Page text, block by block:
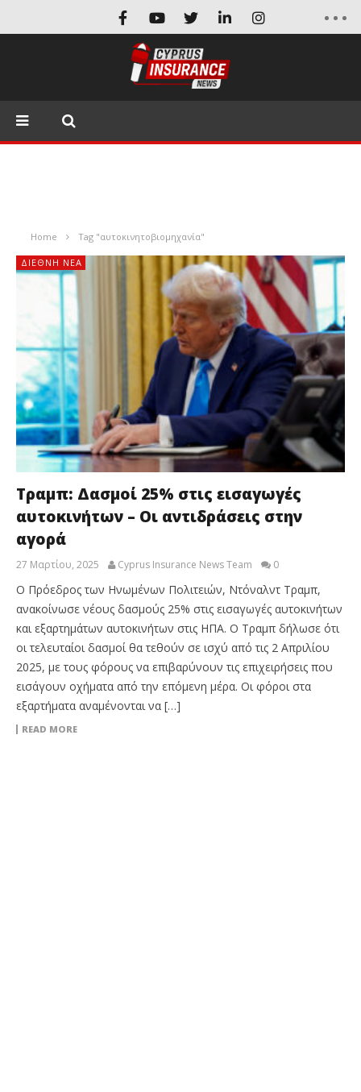
Home Tag "αυτοκινητοβιομηχανία"
ΔΙΕΘΝΉ ΝΈΑ
Τραμπ: Δασμοί 25% στις εισαγωγές
αυτοκινήτων – Οι αντιδράσεις στην
αγορά
27 Μαρτίου, 2025 Cyprus Insurance News Team 0
Ο Πρόεδρος των Ηνωμένων Πολιτειών, Ντόναλντ Τραμπ,
ανακοίνωσε νέους δασμούς 25% στις εισαγωγές αυτοκινήτων
και εξαρτημάτων αυτοκινήτων στις ΗΠΑ. Ο Τραμπ δήλωσε ότι
οι τελευταίοι δασμοί θα τεθούν σε ισχύ από τις 2 Απριλίου
2025, με τους φόρους να επιβαρύνουν τις επιχειρήσεις που
εισάγουν οχήματα από την επόμενη μέρα. Οι φόροι στα
εξαρτήματα αναμένονται να […]
READ MORE